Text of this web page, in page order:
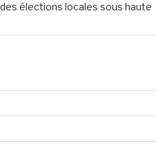
des élections locales sous haute